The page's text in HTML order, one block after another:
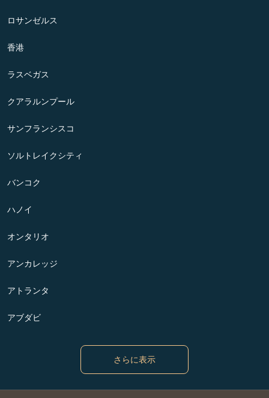
ロサンゼルス
香港
ラスベガス
クアラルンプール
サンフランシスコ
ソルトレイクシティ
バンコク
ハノイ
オンタリオ
アンカレッジ
アトランタ
アブダビ
さらに表示